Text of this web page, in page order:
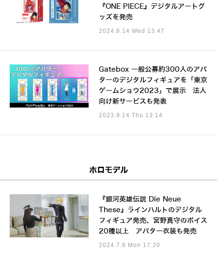
『ONE PIECE』デジタルアートグ
ッズを発売
2024.8.14 Wed 13:47
Gatebox 一般公募約300人のアバ
ターのデジタルフィギュアを「東京
ゲームショウ2023」で展示 法人
向け新サービスも発表
2023.9.14 Thu 13:14
ホロモデル
『銀河英雄伝説 Die Neue
These』ラインハルトのデジタル
フィギュア発売、宮野真守のボイス
20種以上 アバター衣装も発売
2024.7.8 Mon 17:20